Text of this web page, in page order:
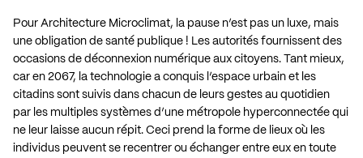
Pour Architecture Microclimat, la pause n’est pas un luxe, mais
une obligation de santé publique ! Les autorités fournissent des
occasions de déconnexion numérique aux citoyens. Tant mieux,
car en 2067, la technologie a conquis l’espace urbain et les
citadins sont suivis dans chacun de leurs gestes au quotidien
par les multiples systèmes d’une métropole hyperconnectée qui
ne leur laisse aucun répit. Ceci prend la forme de lieux où les
individus peuvent se recentrer ou échanger entre eux en toute